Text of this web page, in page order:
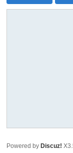
Powered by Discuz!